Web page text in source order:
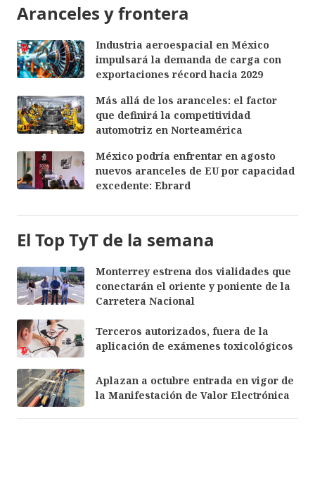
Aranceles y frontera
Industria aeroespacial en México
impulsará la demanda de carga con
exportaciones récord hacia 2029
Más allá de los aranceles: el factor
que definirá la competitividad
automotriz en Norteamérica
México podría enfrentar en agosto
nuevos aranceles de EU por capacidad
excedente: Ebrard
El Top TyT de la semana
Monterrey estrena dos vialidades que
conectarán el oriente y poniente de la
Carretera Nacional
Terceros autorizados, fuera de la
aplicación de exámenes toxicológicos
Aplazan a octubre entrada en vigor de
la Manifestación de Valor Electrónica